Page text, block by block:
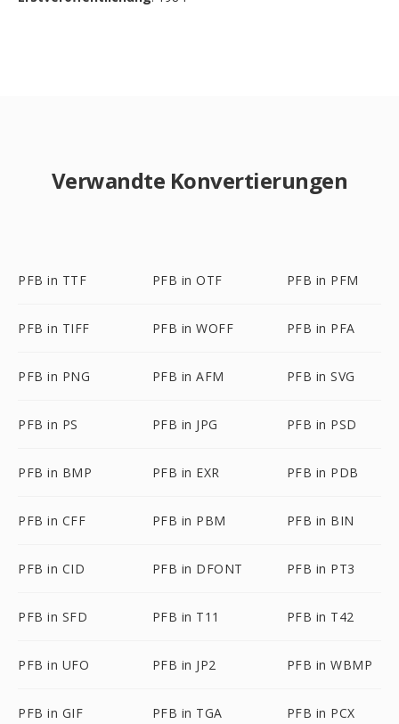
Verwandte Konvertierungen
PFB in TTF PFB in OTF PFB in PFM
PFB in TIFF PFB in WOFF PFB in PFA
PFB in PNG PFB in AFM PFB in SVG
PFB in PS PFB in JPG PFB in PSD
PFB in BMP PFB in EXR PFB in PDB
PFB in CFF PFB in PBM PFB in BIN
PFB in CID PFB in DFONT PFB in PT3
PFB in SFD PFB in T11 PFB in T42
PFB in UFO PFB in JP2 PFB in WBMP
PFB in GIF PFB in TGA PFB in PCX